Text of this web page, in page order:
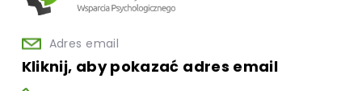
Adres email
Kliknij, aby pokazać adres email